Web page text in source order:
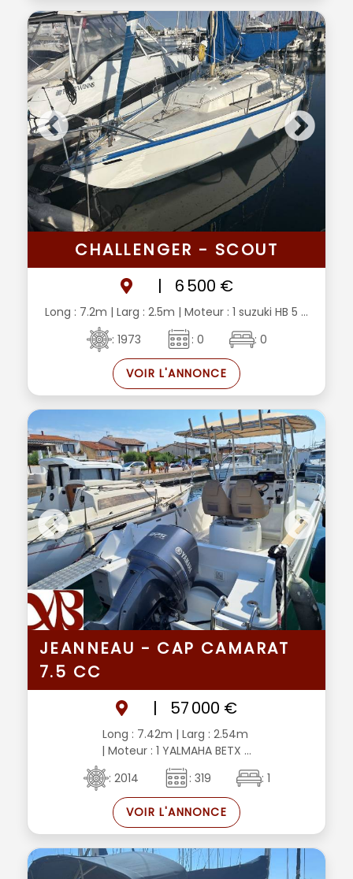
CHALLENGER - SCOUT
|
6 500 €
Long : 7.2m | Larg : 2.5m | Moteur : 1 suzuki HB 5 ...
: 1973
: 0 : 0
VOIR L'ANNONCE
JEANNEAU - CAP CAMARAT
7.5 CC
|
57 000 €
Long : 7.42m | Larg : 2.54m
| Moteur : 1 YALMAHA BETX ...
: 2014
: 319 : 1
VOIR L'ANNONCE